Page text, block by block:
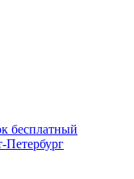
бесплатный
Петербург